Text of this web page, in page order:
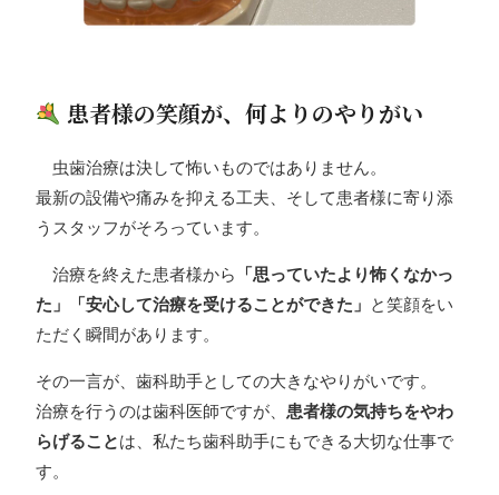
患者様の笑顔が、何よりのやりがい
虫歯治療は決して怖いものではありません。
最新の設備や痛みを抑える工夫、そして患者様に寄り添
うスタッフがそろっています。
治療を終えた患者様から
「思っていたより怖くなかっ
た」「安心して治療を受けることができた」 と笑顔をい
ただく瞬間があります。
その一言が、歯科助手としての大きなやりがいです。
治療を行うのは歯科医師ですが、 患者様の気持ちをやわ
らげることは、私たち歯科助手にもできる大切な仕事で
す。